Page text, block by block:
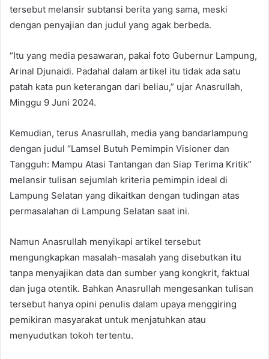
tersebut melansir subtansi berita yang sama, meski
dengan penyajian dan judul yang agak berbeda.
“Itu yang media pesawaran, pakai foto Gubernur Lampung,
Arinal Djunaidi. Padahal dalam artikel itu tidak ada satu
patah kata pun keterangan dari beliau,” ujar Anasrullah,
Minggu 9 Juni 2024.
Kemudian, terus Anasrullah, media yang bandarlampung
dengan judul “Lamsel Butuh Pemimpin Visioner dan
Tangguh: Mampu Atasi Tantangan dan Siap Terima Kritik”
melansir tulisan sejumlah kriteria pemimpin ideal di
Lampung Selatan yang dikaitkan dengan tudingan atas
permasalahan di Lampung Selatan saat ini.
Namun Anasrullah menyikapi artikel tersebut
mengungkapkan masalah-masalah yang disebutkan itu
tanpa menyajikan data dan sumber yang kongkrit, faktual
dan juga otentik. Bahkan Anasrullah mengesankan tulisan
tersebut hanya opini penulis dalam upaya menggiring
pemikiran masyarakat untuk menjatuhkan atau
menyudutkan tokoh tertentu.